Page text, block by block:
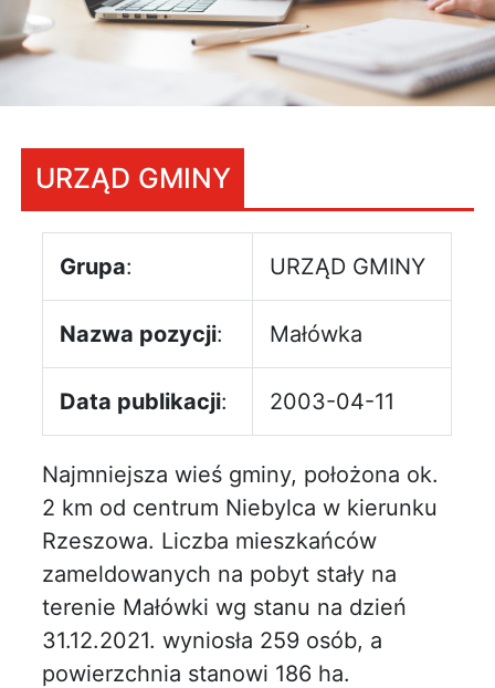
URZĄD GMINY
Grupa: URZĄD GMINY
Nazwa pozycji: Małówka
Data publikacji: 2003-04-11
Najmniejsza wieś gminy, położona ok.
2 km od centrum Niebylca w kierunku
Rzeszowa. Liczba mieszkańców
zameldowanych na pobyt stały na
terenie Małówki wg stanu na dzień
31.12.2021. wyniosła 259 osób, a
powierzchnia stanowi 186 ha.